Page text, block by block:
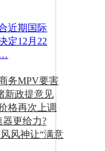
近期国际
定12月22
…
务MPV要害
新政提意见
格再次上调
更给力?
风神让“满意